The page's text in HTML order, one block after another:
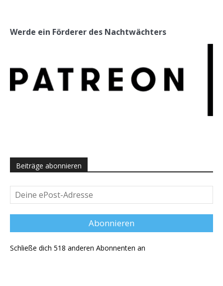
Werde ein Förderer des Nachtwächters
Beiträge abonnieren
Deine
ePost-
Adresse
Abonnieren
Schließe dich 518 anderen Abonnenten an